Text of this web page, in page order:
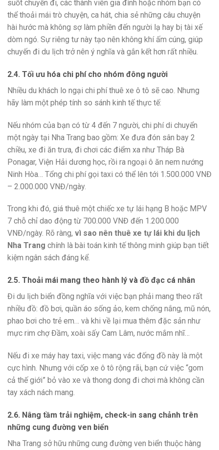
suốt chuyến đi, các thành viên gia đình hoặc nhóm bạn có
thể thoải mái trò chuyện, ca hát, chia sẻ những câu chuyện
hài hước mà không sợ làm phiền đến người lạ hay bị tài xế
dòm ngó. Sự riêng tư này tạo nên không khí ấm cúng, giúp
chuyến đi du lịch trở nên ý nghĩa và gắn kết hơn rất nhiều.
2.4. Tối ưu hóa chi phí cho nhóm đông người
Nhiều du khách lo ngại chi phí thuê xe ô tô sẽ cao. Nhưng
hãy làm một phép tính so sánh kinh tế thực tế:
Nếu nhóm của bạn có từ 4 đến 7 người, chi phí di chuyển
một ngày tại Nha Trang bao gồm: Xe đưa đón sân bay 2
chiều, xe đi ăn trưa, đi chơi các điểm xa như Tháp Bà
Ponagar, Viện Hải dương học, rồi ra ngoại ô ăn nem nướng
Ninh Hòa… Tổng chi phí gọi taxi có thể lên tới 1.500.000 VNĐ
– 2.000.000 VNĐ/ngày.
Trong khi đó, giá thuê một chiếc xe tự lái hạng B hoặc MPV
7 chỗ chỉ dao động từ 700.000 VNĐ đến 1.200.000
VNĐ/ngày. Rõ ràng, vì sao nên thuê xe tự lái khi du lịch
Nha Trang chính là bài toán kinh tế thông minh giúp bạn tiết
kiệm ngân sách đáng kể.
2.5. Thoải mái mang theo hành lý và đồ đạc cá nhân
Đi du lịch biển đồng nghĩa với việc bạn phải mang theo rất
nhiều đồ: đồ bơi, quần áo sống ảo, kem chống nắng, mũ nón,
phao bơi cho trẻ em… và khi về lại mua thêm đặc sản như
mực rim chợ Đầm, xoài sấy Cam Lâm, nước mắm nhĩ…
Nếu đi xe máy hay taxi, việc mang vác đống đồ này là một
cực hình. Nhưng với cốp xe ô tô rộng rãi, bạn cứ việc “gom
cả thế giới” bỏ vào xe và thong dong đi chơi mà không cần
tay xách nách mang.
2.6. Nâng tầm trải nghiệm, check-in sang chảnh trên
những cung đường ven biển
Nha Trang sở hữu những cung đường ven biển thuộc hàng